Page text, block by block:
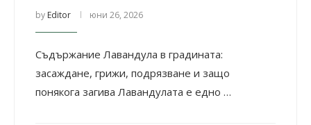
by Editor юни 26, 2026
Съдържание Лавандула в градината:
засаждане, грижи, подрязване и защо
понякога загива Лавандулата е едно …